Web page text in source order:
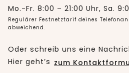
Mo.-Fr. 8:00 – 21:00 Uhr, Sa.
Regulärer Festnetztarif deines
abweichend.
Oder schreib uns eine
Hier geht’s zum